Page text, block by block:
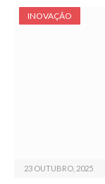
INOVAÇÃO
23 OUTUBRO, 2025